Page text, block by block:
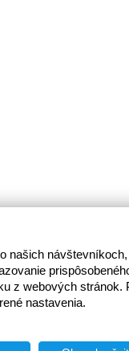
našich
z webových stránok.
nastavenia.